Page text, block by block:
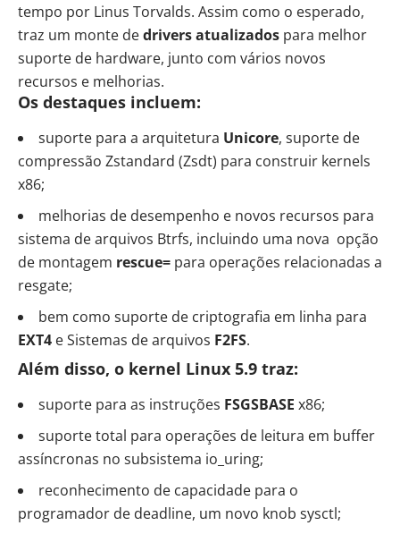
tempo por Linus Torvalds. Assim como o esperado,
traz um monte dedrivers atualizados para melhor
suporte de hardware, junto com vários novos
recursos e melhorias.
Os destaques incluem:
suporte para a arquitetura Unicore, suporte de
compressão Zstandard (Zsdt) para construir kernels
x86;
melhorias de desempenho e novos recursos para
sistema de arquivos Btrfs, incluindo uma nova opção
de montagem rescue= para operações relacionadas a
resgate;
bem como suporte de criptografia em linha para
EXT4 e Sistemas de arquivos F2FS.
Além disso, o kernel Linux 5.9 traz:
suporte para as instruções FSGSBASE x86;
suporte total para operações de leitura em buffer
assíncronas no subsistema io_uring;
reconhecimento de capacidade para o
programador de deadline, um novo knob sysctl;